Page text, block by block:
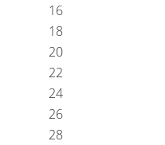
16
18
20
22
24
26
28